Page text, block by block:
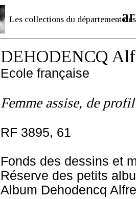
Les collections du département des
DEHODENCQ
Ecole française
Femme assise, de
RF 3895, 61
Fonds des dessins et
Réserve des petits
Album Dehodencq